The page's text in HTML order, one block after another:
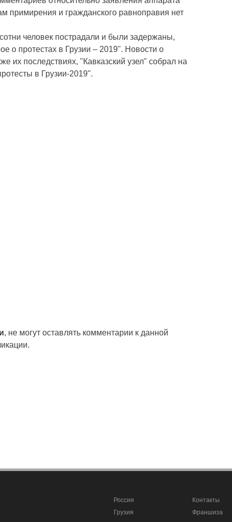
примирения и гражданского равноправия нет
человек пострадали и были задержаны,
о протестах в Грузии – 2019". Новости о
их последствиях, "Кавказский узел" собрал на
в Грузии-2019".
, не могут оставлять комментарии к данной
Россия
Грузия
Контакты
Франшиза